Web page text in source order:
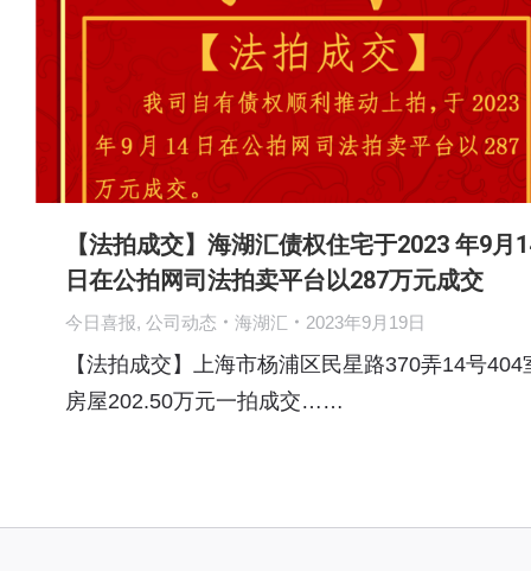
【法拍成交】海湖汇债权住宅于2023 年9月
日在公拍网司法拍卖平台以287万元成交
今日喜报, 公司动态 海湖汇 2023年9月19日
【法拍成交】上海市杨浦区民星路370弄14号404
房屋202.50万元一拍成交……